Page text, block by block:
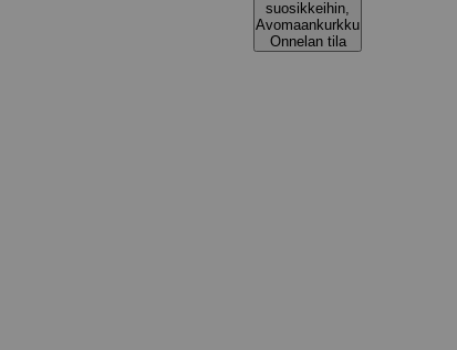
suosikkeihin,
Avomaankurkku
Onnelan tila